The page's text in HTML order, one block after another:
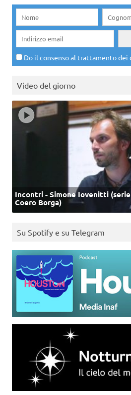
Do il consenso al trattamento dei
Video del giorno
Incontri - Simone Iovenitti (serie
Coero Borga)
Su Spotify e su Telegram